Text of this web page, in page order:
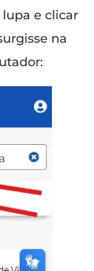
e clicar
na